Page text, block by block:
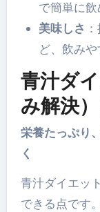
で簡単に飲
美味しさ
ど、飲みや
青汁ダ
み解決
栄養たっぷり
く
青汁ダイエッ
できる点です